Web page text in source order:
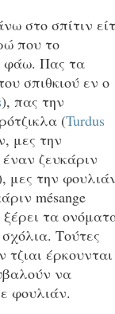
στο σπίτιν
που το
φάω. Πας τα
σπιθκιού εν ο
), πας την
(Turdus
μες την
ζευκάριν
μες την
mésange
ξέρει τα
Τούτες
έρκουνται
να
φουλιάν.